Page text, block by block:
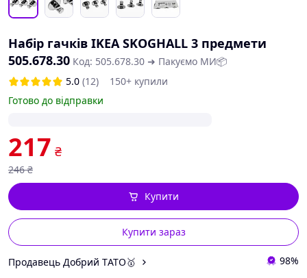
Набір гачків IKEA SKOGHALL 3 предмети
505.678.30 Код: 505.678.30 ➜ Пакуємо МИ📦
5.0 (12)
150+ купили
Готово до відправки
217 ₴
246 ₴
Купити зараз
Купити
Продавець Добрий TАТО🥇 98%